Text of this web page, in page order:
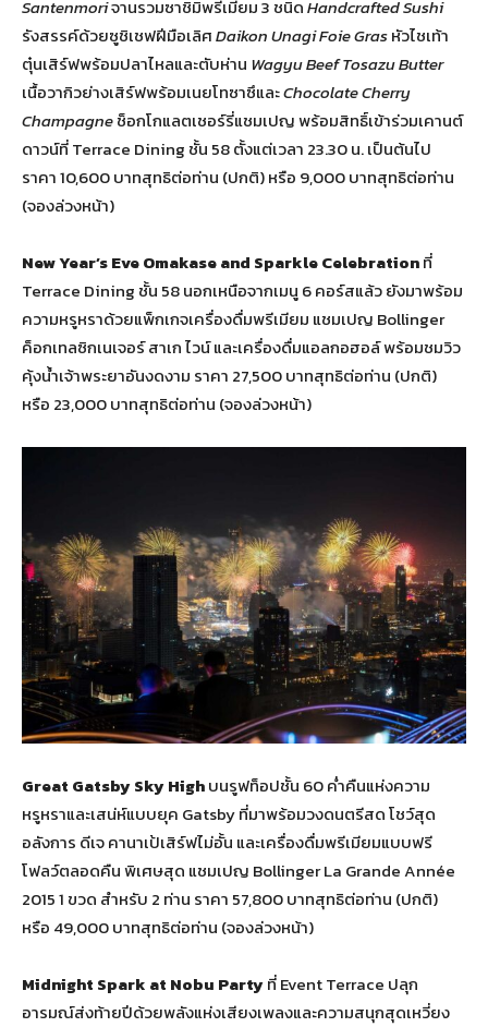
Santenmoriจานรวมซาชิมิพรีเมียม 3 ชนิดHandcrafted Sushi
รังสรรค์ด้วยซูชิเชฟฝีมือเลิศDaikon Unagi Foie Grasหัวไชเท้า
ตุ๋นเสิร์ฟพร้อมปลาไหลและตับห่าน Wagyu Beef Tosazu Butter
เนื้อวากิวย่างเสิร์ฟพร้อมเนยโทซาซึและChocolate Cherry
Champagneช็อกโกแลตเชอร์รี่แชมเปญ พร้อมสิทธิ์เข้าร่วมเคานต์
ดาวน์ที่ Terrace Dining ชั้น 58 ตั้งแต่เวลา 23.30 น. เป็นต้นไป
ราคา 10,600 บาทสุทธิต่อท่าน (ปกติ) หรือ 9,000 บาทสุทธิต่อท่าน
(จองล่วงหน้า)
New Year’s Eve Omakase and Sparkle Celebrationที่
Terrace Dining ชั้น 58 นอกเหนือจากเมนู 6 คอร์สแล้ว ยังมาพร้อม
ความหรูหราด้วยแพ็กเกจเครื่องดื่มพรีเมียม แชมเปญ Bollinger
ค็อกเทลซิกเนเจอร์ สาเก ไวน์ และเครื่องดื่มแอลกอฮอล์ พร้อมชมวิว
คุ้งน้ำเจ้าพระยาอันงดงาม ราคา 27,500 บาทสุทธิต่อท่าน (ปกติ)
หรือ 23,000 บาทสุทธิต่อท่าน (จองล่วงหน้า)
Great Gatsby Sky Highบนรูฟท็อปชั้น 60 ค่ำคืนแห่งความ
หรูหราและเสน่ห์แบบยุค Gatsby ที่มาพร้อมวงดนตรีสด โชว์สุด
อลังการ ดีเจ คานาเป้เสิร์ฟไม่อั้น และเครื่องดื่มพรีเมียมแบบฟรี
โฟลว์ตลอดคืน พิเศษสุด แชมเปญ Bollinger La Grande Année
2015 1 ขวด สำหรับ 2 ท่าน ราคา 57,800 บาทสุทธิต่อท่าน (ปกติ)
หรือ 49,000 บาทสุทธิต่อท่าน (จองล่วงหน้า)
Midnight Spark at Nobu Partyที่ Event Terrace ปลุก
อารมณ์ส่งท้ายปีด้วยพลังแห่งเสียงเพลงและความสนุกสุดเหวี่ยง